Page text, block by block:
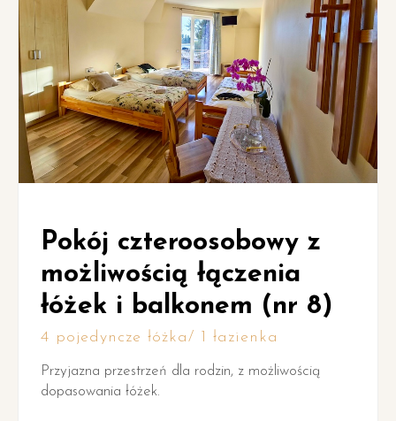
Pokój czteroosobowy z
możliwością łączenia
łóżek i balkonem (nr 8)
4 pojedyncze łóżka/ 1 łazienka
Przyjazna przestrzeń dla rodzin, z możliwością
dopasowania łóżek.